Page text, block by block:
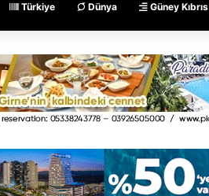
Türkiye Dünya Güney Kıbrıs